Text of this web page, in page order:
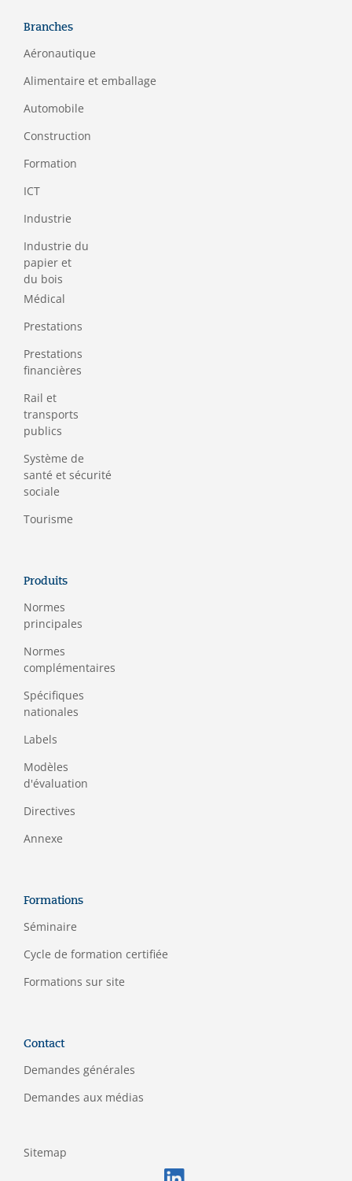
Branches
Aéronautique
Alimentaire et emballage
Automobile
Construction
Formation
ICT
Industrie
Industrie du
papier et
du bois
Médical
Prestations
Prestations
financières
Rail et
transports
publics
Système de
santé et sécurité
sociale
Tourisme
Produits
Normes
principales
Normes
complémentaires
Spécifiques
nationales
Labels
Modèles
d'évaluation
Directives
Annexe
Formations
Séminaire
Cycle de formation certifiée
Formations sur site
Contact
Demandes générales
Demandes aux médias
Sitemap